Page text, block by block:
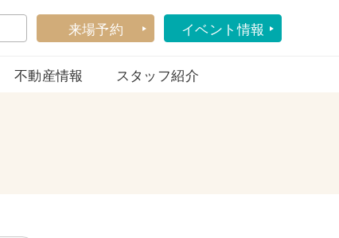
来場予約 イベント情報
不動産情報 スタッフ紹介